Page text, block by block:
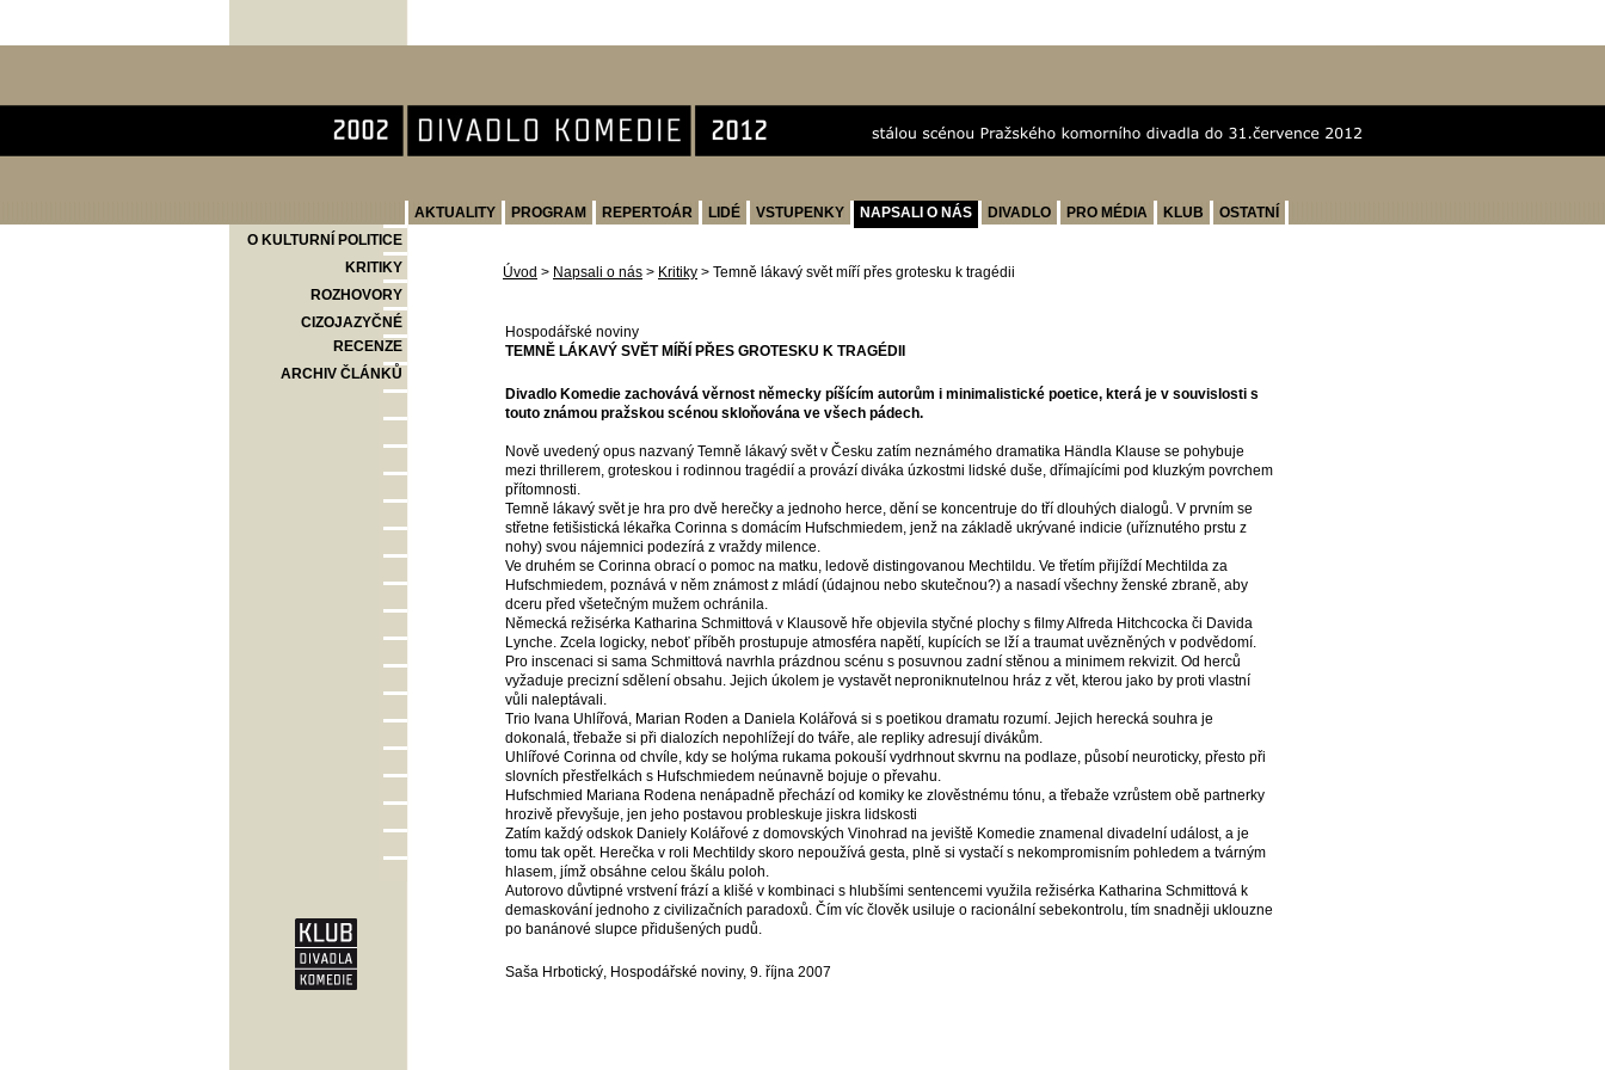
AKTUALITY PROGRAM REPERTOÁR LIDÉ VSTUPENKY NAPSALI O NÁS DIVADLO PRO MÉDIA KLUB
OSTATNÍ
O KULTURNÍ POLITICE
KRITIKY
ROZHOVORY
CIZOJAZYČNÉ
RECENZE
ARCHIV ČLÁNKŮ
Úvod > Napsali o nás > Kritiky > Temně lákavý svět míří přes grotesku k tragédii
Hospodářské noviny
TEMNĚ LÁKAVÝ SVĚT MÍŘÍ PŘES GROTESKU K TRAGÉDII
Divadlo Komedie zachovává věrnost německy píšícím autorům i minimalistické poetice, která je v souvislosti s
touto známou pražskou scénou skloňována ve všech pádech.
Nově uvedený opus nazvaný Temně lákavý svět v Česku zatím neznámého dramatika Händla Klause se pohybuje
mezi thrillerem, groteskou i rodinnou tragédií a provází diváka úzkostmi lidské duše, dřímajícími pod kluzkým povrchem
přítomnosti.
Temně lákavý svět je hra pro dvě herečky a jednoho herce, dění se koncentruje do tří dlouhých dialogů. V prvním se
střetne fetišistická lékařka Corinna s domácím Hufschmiedem, jenž na základě ukrývané indicie (uříznutého prstu z
nohy) svou nájemnici podezírá z vraždy milence.
Ve druhém se Corinna obrací o pomoc na matku, ledově distingovanou Mechtildu. Ve třetím přijíždí Mechtilda za
Hufschmiedem, poznává v něm známost z mládí (údajnou nebo skutečnou?) a nasadí všechny ženské zbraně, aby
dceru před všetečným mužem ochránila.
Německá režisérka Katharina Schmittová v Klausově hře objevila styčné plochy s filmy Alfreda Hitchcocka či Davida
Lynche. Zcela logicky, neboť příběh prostupuje atmosféra napětí, kupících se lží a traumat uvězněných v podvědomí.
Pro inscenaci si sama Schmittová navrhla prázdnou scénu s posuvnou zadní stěnou a minimem rekvizit. Od herců
vyžaduje precizní sdělení obsahu. Jejich úkolem je vystavět neproniknutelnou hráz z vět, kterou jako by proti vlastní
vůli naleptávali.
Trio Ivana Uhlířová, Marian Roden a Daniela Kolářová si s poetikou dramatu rozumí. Jejich herecká souhra je
dokonalá, třebaže si při dialozích nepohlížejí do tváře, ale repliky adresují divákům.
Uhlířové Corinna od chvíle, kdy se holýma rukama pokouší vydrhnout skvrnu na podlaze, působí neuroticky, přesto při
slovních přestřelkách s Hufschmiedem neúnavně bojuje o převahu.
Hufschmied Mariana Rodena nenápadně přechází od komiky ke zlověstnému tónu, a třebaže vzrůstem obě partnerky
hrozivě převyšuje, jen jeho postavou probleskuje jiskra lidskosti
Zatím každý odskok Daniely Kolářové z domovských Vinohrad na jeviště Komedie znamenal divadelní událost, a je
tomu tak opět. Herečka v roli Mechtildy skoro nepoužívá gesta, plně si vystačí s nekompromisním pohledem a tvárným
hlasem, jímž obsáhne celou škálu poloh.
Autorovo důvtipné vrstvení frází a klišé v kombinaci s hlubšími sentencemi využila režisérka Katharina Schmittová k
demaskování jednoho z civilizačních paradoxů. Čím víc člověk usiluje o racionální sebekontrolu, tím snadněji uklouzne
po banánové slupce přidušených pudů.
Saša Hrbotický, Hospodářské noviny, 9. října 2007